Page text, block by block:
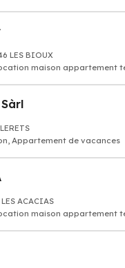
LES BIOUX
maison appartement
Appartement de vacances
ACACIAS
maison appartement